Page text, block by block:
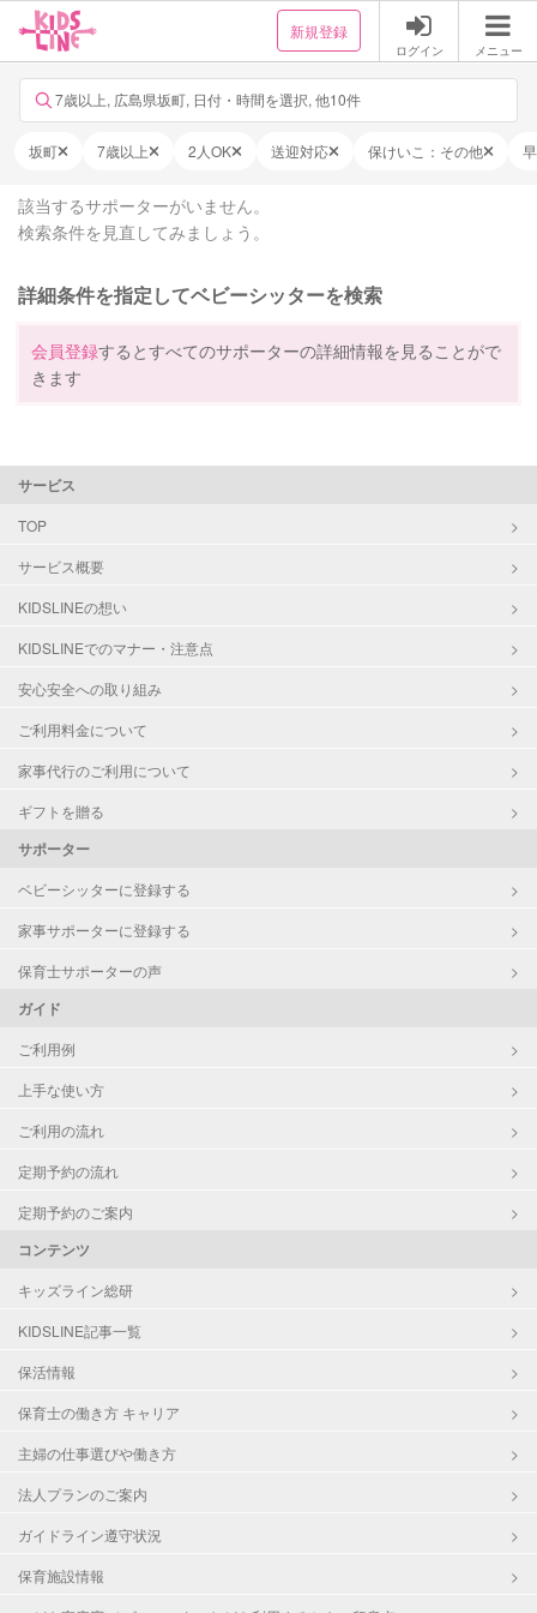
新規登録
ログイン メニュー
7歳以上, 広島県坂町, 日付・時間を選択, 他10件
坂町 7歳以上 2人OK 送迎対応 保けいこ：その他
該当するサポーターがいません。
検索条件を見直してみましょう。
詳細条件を指定してベビーシッターを検索
会員登録するとすべてのサポーターの詳細情報を見ることがで
きます
サービス
TOP
サービス概要
KIDSLINEの想い
KIDSLINEでのマナー・注意点
安心安全への取り組み
ご利用料金について
家事代行のご利用について
ギフトを贈る
サポーター
ベビーシッターに登録する
家事サポーターに登録する
保育士サポーターの声
ガイド
ご利用例
上手な使い方
ご利用の流れ
定期予約の流れ
定期予約のご案内
コンテンツ
キッズライン総研
KIDSLINE記事一覧
保活情報
保育士の働き方 キャリア
主婦の仕事選びや働き方
法人プランのご案内
ガイドライン遵守状況
保育施設情報